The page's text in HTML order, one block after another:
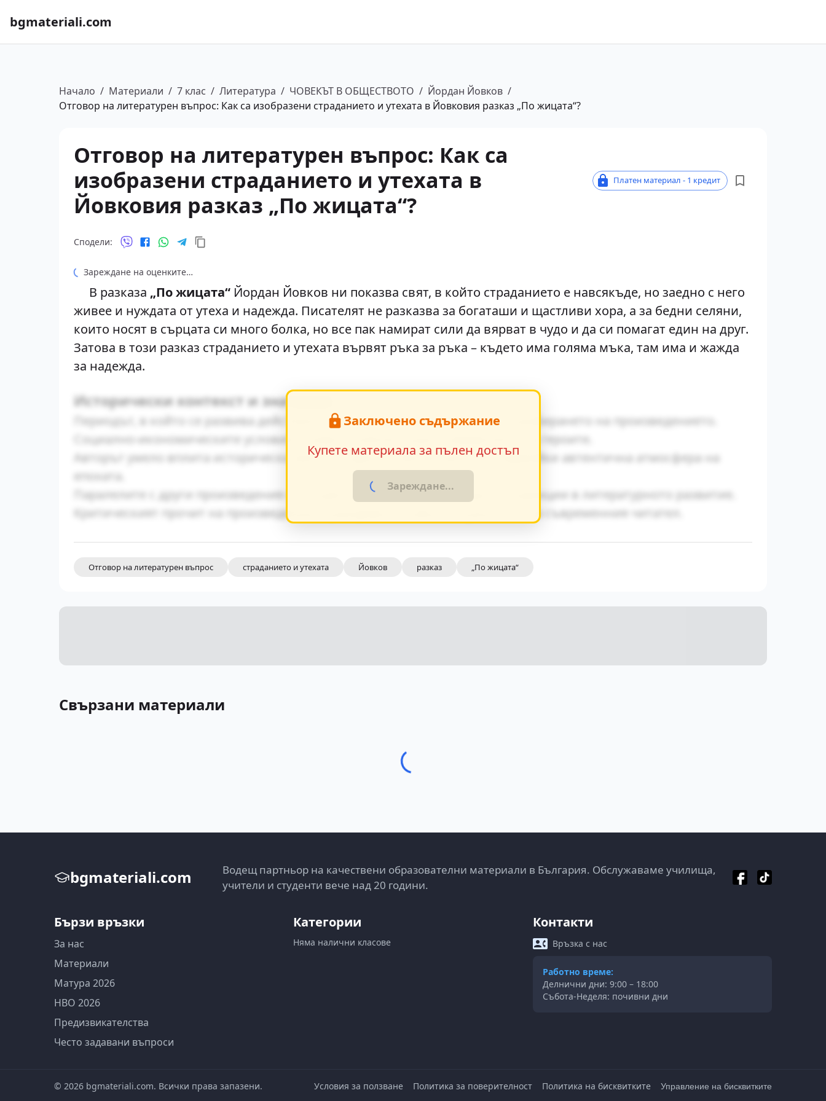
bgmateriali.com
Начало / Материали / 7 клас / Литература / ЧОВЕКЪТ В ОБЩЕСТВОТО / Йордан Йовков /
Отговор на литературен въпрос: Как са изобразени страданието и утехата в Йовковия разказ „По жицата“?
Отговор на литературен въпрос: Как са
изобразени страданието и утехата в
Йовковия разказ „По жицата“?
Платен материал - 1 кредит
Сподели:
Зареждане на оценките…
В разказа „По жицата“ Йордан Йовков ни показва свят, в който страданието е навсякъде, но заедно с него
живее и нуждата от утеха и надежда. Писателят не разказва за богаташи и щастливи хора, а за бедни селяни,
които носят в сърцата си много болка, но все пак намират сили да вярват в чудо и да си помагат един на друг.
Затова в този разказ страданието и утехата вървят ръка за ръка – където има голяма мъка, там има и жажда
за надежда.
Исторически контекст и значение
Периодът, в който се развива действието, е от съществено значение за разбирането на произведението.
Социално-икономическите условия оказват влияние върху поведението на героите.
Авторът умело вплита исторически факти в художествения разказ, създавайки автентична атмосфера на
епохата.
Паралелите с други произведения от същия период показват общите тенденции в литературното развитие.
Критическият прочит на произведението разкрива неговата актуалност и за съвременния читател.
Заключено съдържание
Купете материала за пълен достъп
Зареждане...
Отговор на литературен въпрос страданието и утехата Йовков разказ „По жицата“
Свързани материали
bgmateriali.com
Водещ партньор на качествени образователни материали в България. Обслужаваме училища,
учители и студенти вече над 20 години.
Бързи връзки
За нас
Материали
Матура 2026
НВО 2026
Предизвикателства
Често задавани въпроси
Категории
Няма налични класове
Контакти
Връзка с нас
Работно време:
Делнични дни: 9:00 – 18:00
Събота-Неделя: почивни дни
© 2026 bgmateriali.com. Всички права запазени. Условия за ползване Политика за поверителност Политика на бисквитките Управление на бисквитките